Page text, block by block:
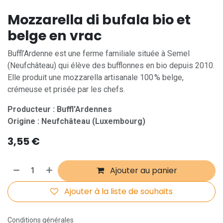
Mozzarella di bufala bio et
belge en vrac
Buffl’Ardenne est une ferme familiale située à Semel
(Neufchâteau) qui élève des bufflonnes en bio depuis 2010.
Elle produit une mozzarella artisanale 100 % belge,
crémeuse et prisée par les chefs.
Producteur : Buffl'Ardennes
Origine : Neufchâteau (Luxembourg)
3,55€
Ajouter au panier
Ajouter à la liste de souhaits
Conditions générales